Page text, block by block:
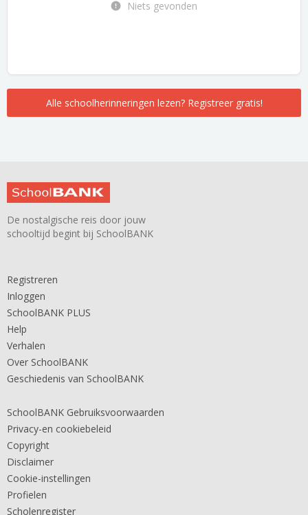
Niets gevonden
Alle schoolherinneringen lezen? Registreer gratis!
De nostalgische reis door jouw
schooltijd begint bij SchoolBANK
Registreren
Inloggen
SchoolBANK PLUS
Help
Verhalen
Over SchoolBANK
Geschiedenis van SchoolBANK
SchoolBANK Gebruiksvoorwaarden
Privacy-en cookiebeleid
Copyright
Disclaimer
Cookie-instellingen
Profielen
Scholenregister